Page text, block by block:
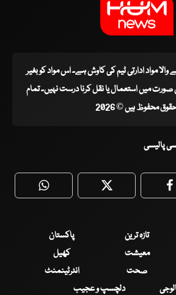
والا مواد ادارتی ٹیم کی کاوش ہے۔ اس مواد کو بغیر
میں استعمال یا نقل کرنا درست نہیں۔ تمام
محفوظ ہیں © 2026
پالیسی
WhatsApp Twitter
تازہ ترین
پاکستان
معیشت
کھیل
صحت
انٹرٹینمنٹ
دلچسپ و عجیب